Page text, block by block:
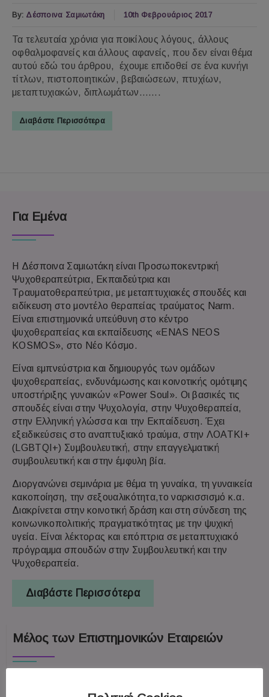
By: Δέσποινα Σαμιωτάκη 10th Φεβρουάριος 2017
Τα τελευταία χρόνια για ποικίλους λόγους, άλλους
οφθαλμοφανείς και άλλους αφανείς, που δεν είναι θέμα
αυτού εδώ του άρθρου, έχουμε επιδοθεί σε ένα κυνήγι
τίτλων, πιστοποιητικών, βεβαιώσεων, πτυχίων,
μεταπτυχιακών, διπλωμάτων…....
Διαβάστε Περισσότερα
Για Εμένα
Η Δέσποινα Σαμιωτάκη είναι Προσωποκεντρική
Ψυχοθεραπεύτρια, Εκπαιδεύτρια και
Τραυματοθεραπεύτρια, με μεταπτυχιακές σπουδές και
ειδίκευση στο μοντέλο θεραπείας τραύματος Narm.
Είναι επιστημονικά υπεύθυνη στο κέντρο
ψυχοθεραπείας και εκπαίδευσης «ENAS NEOS
KOSMOS», στο Νέο Κόσμο.
Είναι εμπνεύστρια και δημιουργός των ομάδων
ψυχοθεραπείας, ενδυνάμωσης και κοινοτικής ομότιμης
υποστήριξης γυναικών «Power Soul». Οι βασικές τις
σπουδές είναι στην Ψυχολογία, στην Ψυχοθεραπεία,
στην Ελληνική γλώσσα και την Εκπαίδευση. Έχει
εξειδικεύσεις στο αναπτυξιακό τραύμα, στην ΛΟΑΤΚΙ+
(LGBTQI+) Συμβουλευτική, στην επαγγελματική
συμβουλευτική και στην έμφυλη βία.
Διοργανώνει σεμινάρια με θέμα τη γυναίκα, τη γυναικεία
κακοποίηση, την σεξουαλικότητα,το ναρκισσισμό κ.α.
Διακρίνεται στην κοινοτική δράση και στη σύνδεση της
κοινωνικοπολιτικής πραγματικότητας με την ψυχική
υγεία. Είναι λέκτορας και επόπτρια σε μεταπτυχιακό
πρόγραμμα σπουδών στην Συμβουλευτική και την
Ψυχοθεραπεία.
Διαβάστε Περισσότερα
Μέλος των Επιστημονικών Εταιρειών
Ελληνική Προσωποκεντρική και Βιωματική Εταιρεία